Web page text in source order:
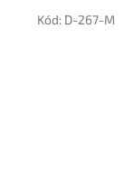
Kód: D-267-M